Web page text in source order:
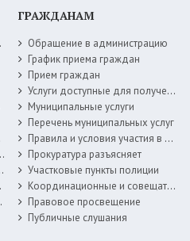
ГРАЖДАНАМ
Обращение в администрацию
График приема граждан
Прием граждан
Услуги доступные для получения в электронной форме
Муниципальные услуги
Перечень муниципальных услуг
Правила и условия участия в жилищных программах
Прокуратура разъясняет
Участковые пункты полиции
Координационные и совещательные органы
Правовое просвещение
Публичные слушания